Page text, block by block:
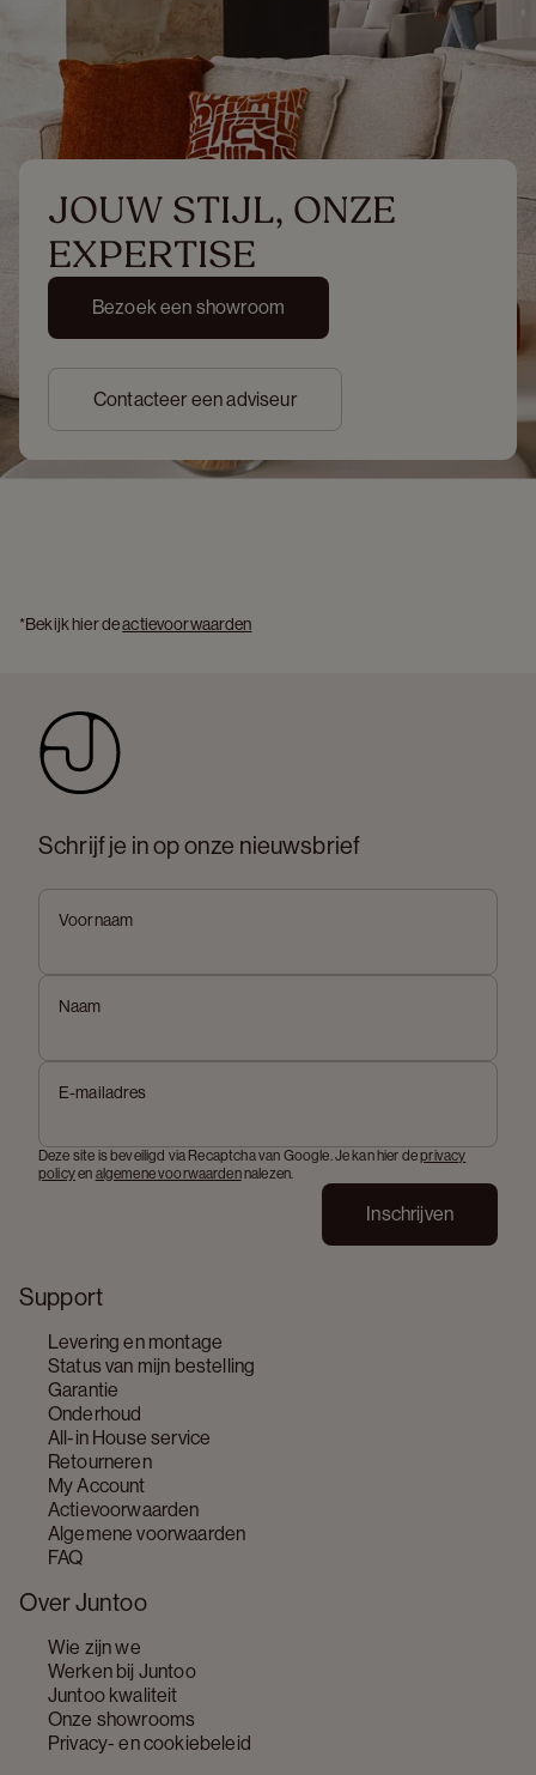
JOUW STIJL, ONZE
EXPERTISE
Bezoek een showroom
Contacteer een adviseur
*Bekijk hier de actievoorwaarden
Support
Levering en montage
Status van mijn bestelling
Garantie
Onderhoud
All-in House service
Retourneren
My Account
Actievoorwaarden
Algemene voorwaarden
FAQ
Over Juntoo
Wie zijn we
Werken bij Juntoo
Juntoo kwaliteit
Onze showrooms
Privacy- en cookiebeleid
Schrijf je in op onze nieuwsbrief
Voornaam
Naam
E-mailadres
Deze site is beveiligd via Recaptcha van Google. Je kan hier deprivacy
policyen algemene voorwaardennalezen.
Inschrijven